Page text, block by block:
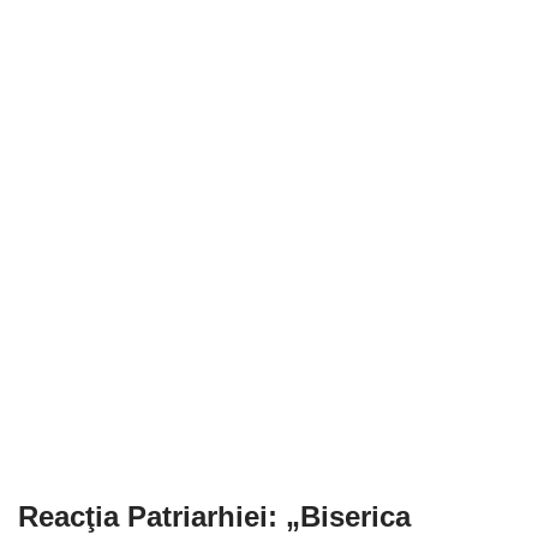
Reacţia Patriarhiei: „Biserica